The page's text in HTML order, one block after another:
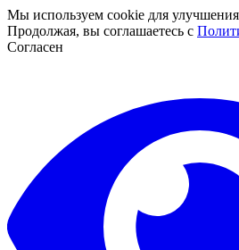
Мы используем cookie для улучшения
Продолжая, вы соглашаетесь с
Согласен